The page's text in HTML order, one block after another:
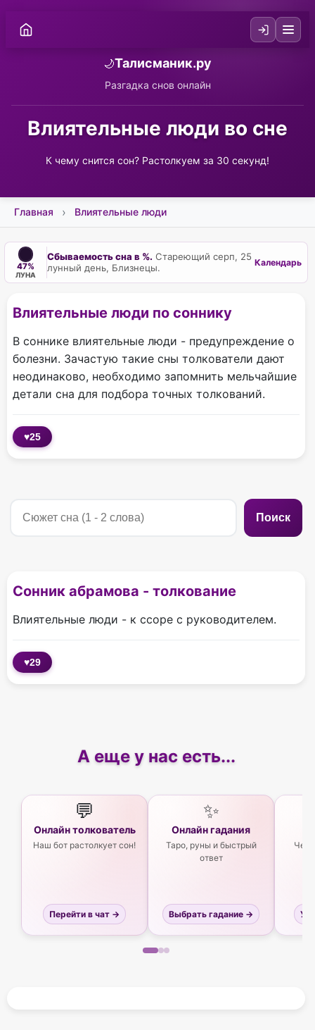
🌙Талисманик.ру
Разгадка снов онлайн
Влиятельные люди во сне
К чему снится сон? Растолкуем за 30 секунд!
Главная Влиятельные люди
47%
ЛУНА
Сбываемость сна в %. Стареющий серп, 25
лунный день, Близнецы.
Календарь
Влиятельные люди по соннику
В соннике влиятельные люди - предупреждение о
болезни. Зачастую такие сны толкователи дают
неодинаково, необходимо запомнить мельчайшие
детали сна для подбора точных толкований.
♥25
Поиск
Сонник абрамова - толкование
Влиятельные люди - к ссоре с руководителем.
♥29
А еще у нас есть...
💬
Онлайн толкователь
Наш бот растолкует сон!
Перейти в чат →
✨
Онлайн гадания
Таро, руны и быстрый
ответ
Выбрать гадание →